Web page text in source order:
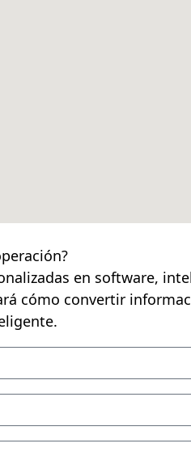
en software,
cómo convertir